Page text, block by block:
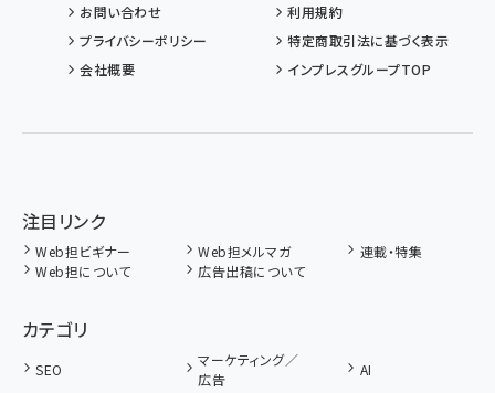
お問い合わせ
利用規約
プライバシーポリシー
特定商取引法に基づく表示
会社概要
インプレスグループTOP
注目リンク
Web担ビギナー Web担メルマガ
連載・特集
Web担について
広告出稿について
カテゴリ
SEO
マーケティング／
広告
AI